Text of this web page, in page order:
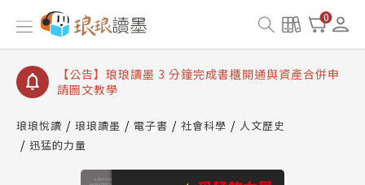
0
【公告】琅琅讀墨數位閱讀資產合併與書櫃開通申請
【公告】琅琅讀墨書櫃開通常見問題
【公告】琅琅讀墨 3 分鐘完成書櫃開通與資產合併申
請圖文教學
查詢
【公告】琅琅讀墨數位閱讀資產合併與書櫃開通申請
琅琅悅讀 琅琅讀墨 電子書 社會科學
人文歷史
迅猛的力量